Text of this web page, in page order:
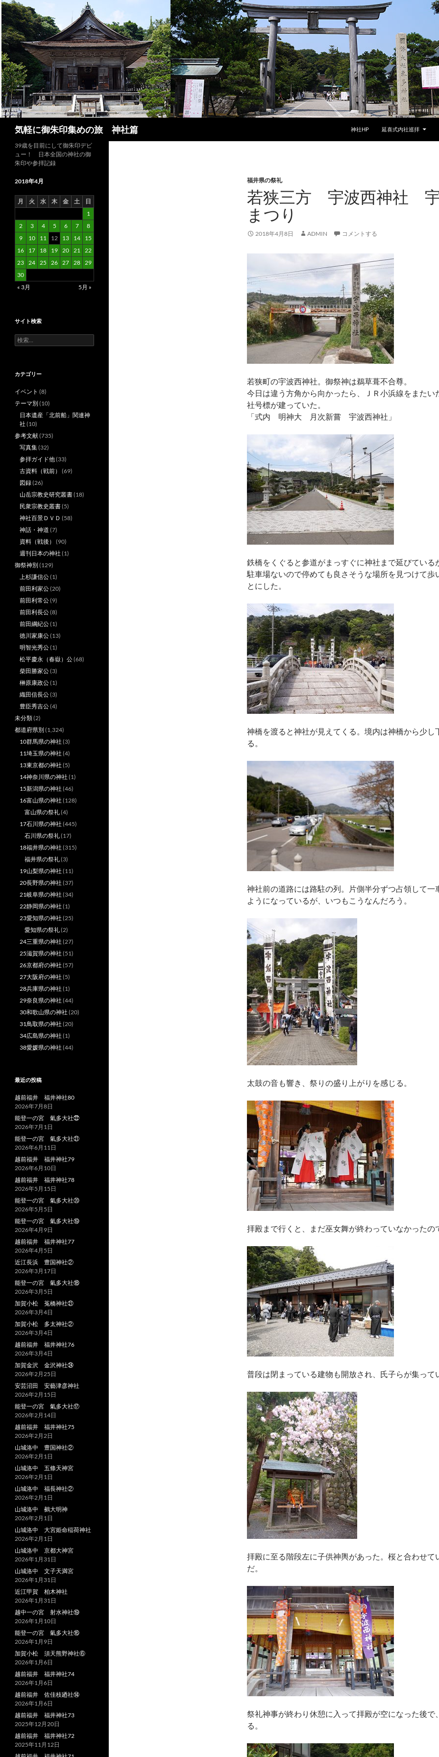
コ
ン
テ
ン
ツ
へ
ス
キ
ッ
プ
気軽に御朱印集めの旅 神社篇 神社HP 延喜式内社巡拝
福井県の祭礼
若狭三方 宇波西神社
まつり
2018年4月8日 ADMIN コメントする
若狭町の宇波西神社。御祭神は鵜草葺不合尊。
今日は違う方角から向かったら、ＪＲ小浜線をまたい
社号標が建っていた。
「式内 明神大 月次新嘗 宇波西神社」
鉄橋をくぐると参道がまっすぐに神社まで延びている
駐車場ないので停めても良さそうな場所を見つけて歩
とにした。
神橋を渡ると神社が見えてくる。境内は神橋から少し
る。
神社前の道路には路駐の列。片側半分ずつ占領して一
ようになっているが、いつもこうなんだろう。
太鼓の音も響き、祭りの盛り上がりを感じる。
拝殿まで行くと、まだ巫女舞が終わっていなかったの
普段は閉まっている建物も開放され、氏子らが集って
拝殿に至る階段左に子供神輿があった。桜と合わせて
だ。
祭礼神事が終わり休憩に入って拝殿が空になった後で
る。
39歳を目前にして御朱印デビ
ュー！ 日本全国の神社の御
朱印や参拝記録
2018年4月
月 火 水 木 金 土
日
1
2
3 4 5 6 7
8
9
10 11 12 13 14
15
16
17 18 19 20 21 22
23 24 25 26 27 28 29
30
« 3月
5月 »
サイト検索
検
索:
カテゴリー
イベント (8)
テーマ別 (10)
日本遺産「北前船」関連神
社 (10)
参考文献(735)
写真集(32)
参拝ガイド他(33)
古資料（戦前） (69)
図録(26)
山岳宗教史研究叢書(18)
民衆宗教史叢書(5)
神社百景ＤＶＤ (58)
神話・神道 (7)
資料（戦後） (90)
週刊日本の神社 (1)
御祭神別 (129)
上杉謙信公(1)
前田利家公(20)
前田利常公(9)
前田利長公(8)
前田綱紀公(1)
徳川家康公(13)
明智光秀公(1)
松平慶永（春嶽）公(68)
柴田勝家公(3)
榊原康政公(1)
織田信長公(3)
豊臣秀吉公(4)
未分類(2)
都道府県別 (1,324)
10群馬県の神社 (3)
11埼玉県の神社 (4)
13東京都の神社 (5)
14神奈川県の神社 (1)
15新潟県の神社 (46)
16富山県の神社 (128)
富山県の祭礼(4)
17石川県の神社 (445)
石川県の祭礼(17)
18福井県の神社 (315)
福井県の祭礼(3)
19山梨県の神社 (11)
20長野県の神社 (37)
21岐阜県の神社 (34)
22静岡県の神社 (1)
23愛知県の神社 (25)
愛知県の祭礼(2)
24三重県の神社 (27)
25滋賀県の神社 (51)
26京都府の神社 (57)
27大阪府の神社 (5)
28兵庫県の神社 (1)
29奈良県の神社 (44)
30和歌山県の神社 (20)
31鳥取県の神社 (20)
34広島県の神社 (1)
38愛媛県の神社 (44)
最近の投稿
越前福井 福井神社80
2026年7月8日
能登一の宮 氣多大社㉒
2026年7月1日
能登一の宮 氣多大社㉑
2026年6月11日
越前福井 福井神社79
2026年6月10日
越前福井 福井神社78
2026年5月15日
能登一の宮 氣多大社⑳
2026年5月5日
能登一の宮 氣多大社⑲
2026年4月9日
越前福井 福井神社77
2026年4月5日
近江長浜 豊国神社②
2026年3月17日
能登一の宮 氣多大社⑱
2026年3月5日
加賀小松 菟橋神社㉑
2026年3月4日
加賀小松 多太神社②
2026年3月4日
越前福井 福井神社76
2026年3月4日
加賀金沢 金沢神社㉔
2026年2月25日
安芸沼田 安藝津彦神社
2026年2月15日
能登一の宮 氣多大社⑰
2026年2月14日
越前福井 福井神社75
2026年2月2日
山城洛中 豊国神社②
2026年2月1日
山城洛中 五條天神宮
2026年2月1日
山城洛中 福長神社②
2026年2月1日
山城洛中 鵺大明神
2026年2月1日
山城洛中 大宮姫命稲荷神社
2026年2月1日
山城洛中 京都大神宮
2026年1月31日
山城洛中 文子天満宮
2026年1月31日
近江甲賀 柏木神社
2026年1月31日
越中一の宮 射水神社⑲
2026年1月10日
能登一の宮 氣多大社⑯
2026年1月9日
加賀小松 須天熊野神社⑥
2026年1月6日
越前福井 福井神社74
2026年1月6日
越前福井 佐佳枝廼社⑭
2026年1月6日
越前福井 福井神社73
2025年12月20日
越前福井 福井神社72
2025年11月12日